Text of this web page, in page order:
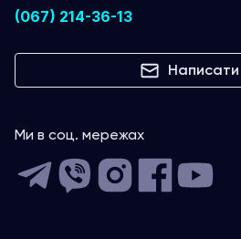
(067) 214-36-13
Ми в соц. мережах